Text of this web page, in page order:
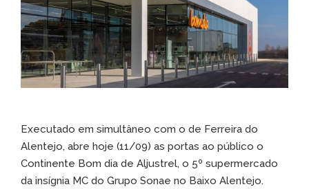
Executado em simultâneo com o de Ferreira do
Alentejo, abre hoje (11/09) as portas ao público o
Continente Bom dia de Aljustrel, o 5º supermercado
da insígnia MC do Grupo Sonae no Baixo Alentejo.